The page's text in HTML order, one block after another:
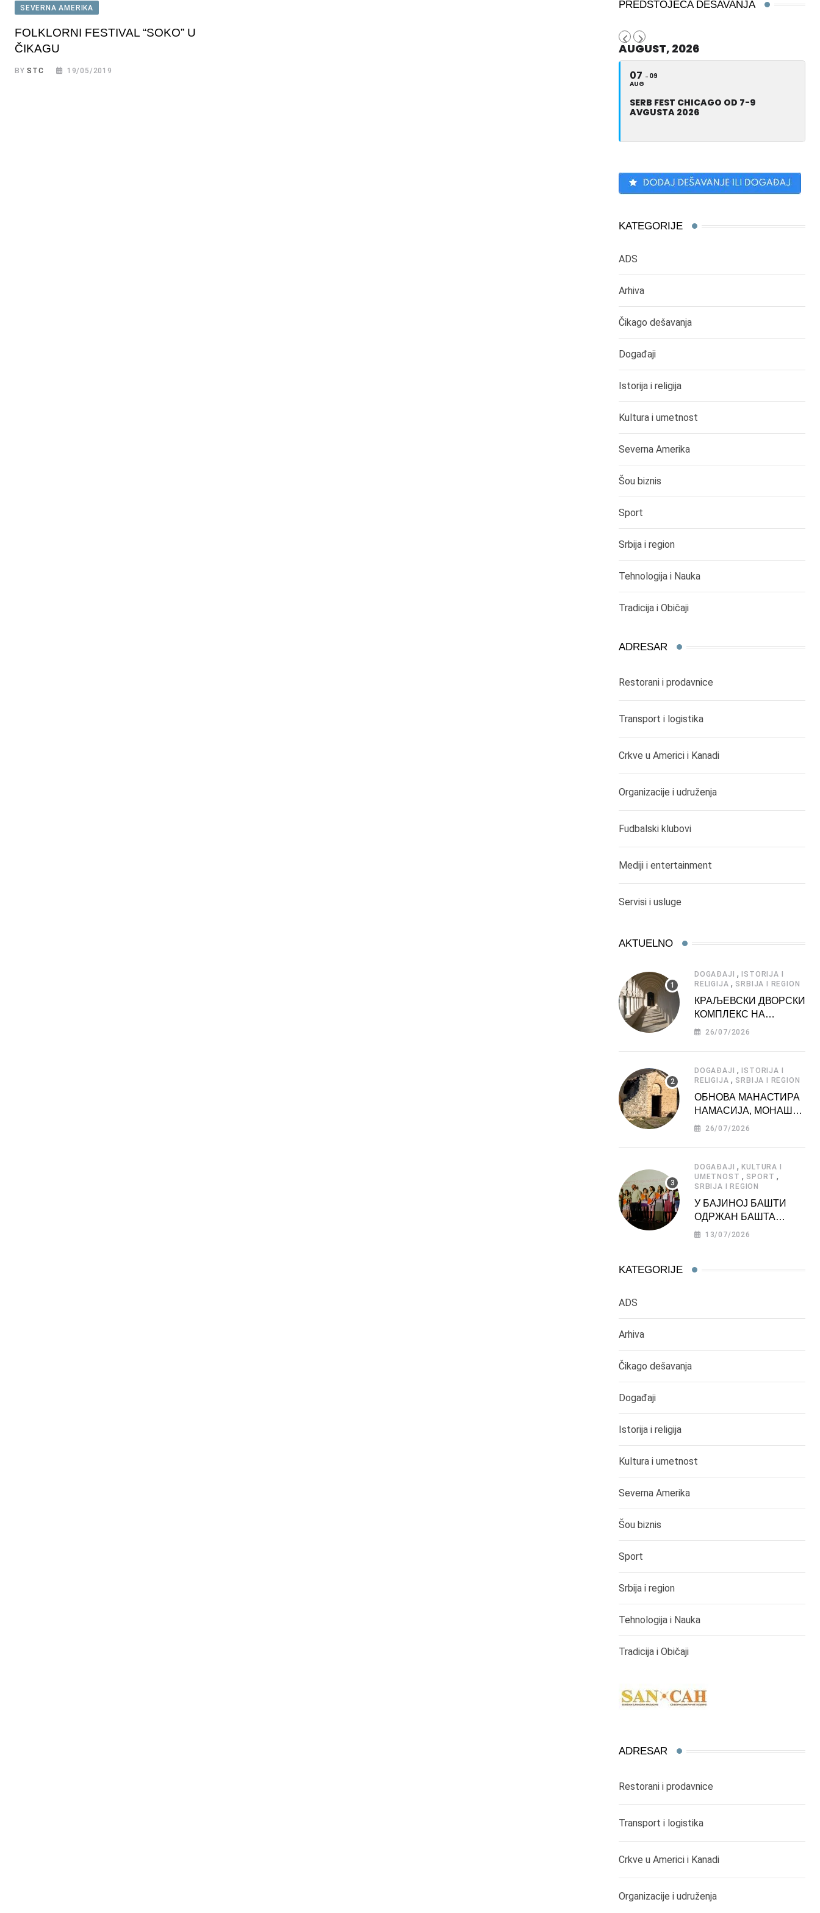
SEVERNA AMERIKA
FOLKLORNI FESTIVAL “SOKO” U
ČIKAGU
BYSTC 19/05/2019
PREDSTOJEĆA DEŠAVANJA
AUGUST, 2026
07
AUG
09
SERB FEST CHICAGO OD 7-9
AVGUSTA 2026
KATEGORIJE
ADS
Arhiva
Čikago dešavanja
Događaji
Istorija i religija
Kultura i umetnost
Severna Amerika
Šou biznis
Sport
Srbija i region
Tehnologija i Nauka
Tradicija i Običaji
ADRESAR
Restorani i prodavnice
Transport i logistika
Crkve u Americi i Kanadi
Organizacije i udruženja
Fudbalski klubovi
Mediji i entertainment
Servisi i usluge
AKTUELNO
DOGAĐAJI , ISTORIJA I
RELIGIJA , SRBIJA I REGION
КРАЉЕВСКИ ДВОРСКИ
КОМПЛЕКС НА
ДЕДИЊУ –
АТРАКЦИЈА
26/07/2026
DOGAĐAJI , ISTORIJA I
RELIGIJA , SRBIJA I REGION
ОБНОВА МАНАСТИРА
НАМАСИЈА, МОНАШКЕ
ЗАДУЖБИНЕ
26/07/2026
DOGAĐAJI ,KULTURA I
UMETNOST , SPORT ,
SRBIJA I REGION
У БАЈИНОЈ БАШТИ
ОДРЖАН БАШТА
ФЕСТ 2026
13/07/2026
KATEGORIJE
ADS
Arhiva
Čikago dešavanja
Događaji
Istorija i religija
Kultura i umetnost
Severna Amerika
Šou biznis
Sport
Srbija i region
Tehnologija i Nauka
Tradicija i Običaji
ADRESAR
Restorani i prodavnice
Transport i logistika
Crkve u Americi i Kanadi
Organizacije i udruženja